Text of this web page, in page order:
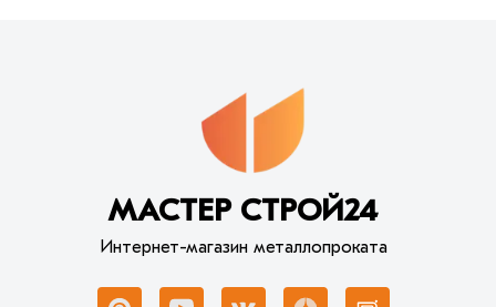
МАСТЕР СТРОЙ24
Интернет-магазин металлопроката